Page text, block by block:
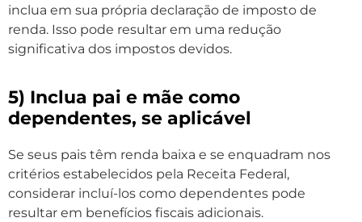
inclua em sua própria declaração de imposto de
renda. Isso pode resultar em uma redução
significativa dos impostos devidos.
5) Inclua pai e mãe como
dependentes, se aplicável
Se seus pais têm renda baixa e se enquadram nos
critérios estabelecidos pela Receita Federal,
considerar incluí-los como dependentes pode
resultar em benefícios fiscais adicionais.